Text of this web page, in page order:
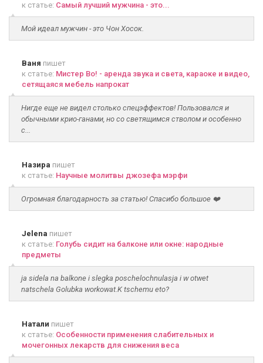
к статье: Самый лучший мужчина - это...
Мой идеал мужчин - это Чон Хосок.
Ваня пишет
к статье: Мистер Во! - аренда звука и света, караоке и видео,
сетящаяся мебель напрокат
Нигде еще не видел столько спецэффектов! Пользовался и
обычными крио-ганами, но со светящимся стволом и особенно
с...
Назира пишет
к статье: Научные молитвы джозефа мэрфи
Огромная благодарность за статью! Спасибо большое ❤️
Jelena пишет
к статье: Голубь сидит на балконе или окне: народные
предметы
ja sidela na balkone i slegka poschelochnulasja i w otwet
natschela Golubka workowat.K tschemu eto?
Натали пишет
к статье: Особенности применения слабительных и
мочегонных лекарств для снижения веса